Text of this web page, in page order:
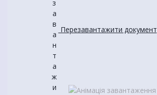
Перезавантажити документ